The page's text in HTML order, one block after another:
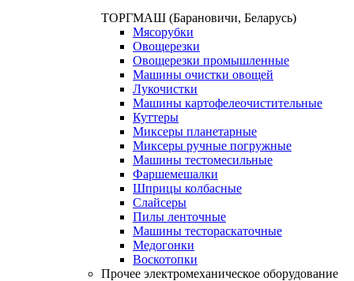
ТОРГМАШ (Барановичи, Беларусь)
Мясорубки
Овощерезки
Овощерезки промышленные
Машины очистки овощей
Лукочистки
Машины картофелеочистительные
Куттеры
Миксеры планетарные
Миксеры ручные погружные
Машины тестомесильные
Фаршемешалки
Шприцы колбасные
Слайсеры
Пилы ленточные
Машины тестораскаточные
Медогонки
Воскотопки
Прочее электромеханическое оборудование